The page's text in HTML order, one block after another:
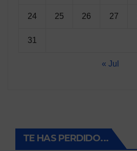
24 25 26 27
31
« Jul
TE HAS PERDIDO...